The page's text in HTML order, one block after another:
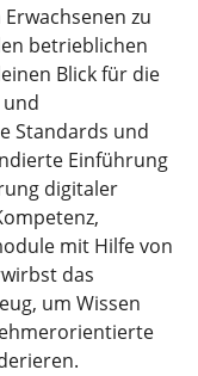
zu
betrieblichen
Blick für die
Standards und
Einführung
digitaler
mit Hilfe von
das
um Wissen